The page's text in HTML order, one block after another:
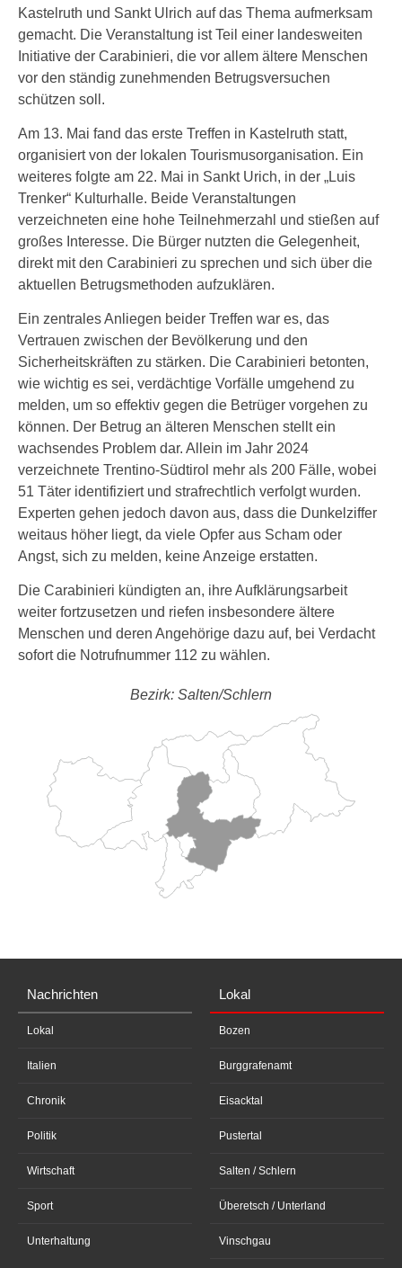
Kastelruth und Sankt Ulrich auf das Thema aufmerksam
gemacht. Die Veranstaltung ist Teil einer landesweiten
Initiative der Carabinieri, die vor allem ältere Menschen
vor den ständig zunehmenden Betrugsversuchen
schützen soll.
Am 13. Mai fand das erste Treffen in Kastelruth statt,
organisiert von der lokalen Tourismusorganisation. Ein
weiteres folgte am 22. Mai in Sankt Urich, in der „Luis
Trenker“ Kulturhalle. Beide Veranstaltungen
verzeichneten eine hohe Teilnehmerzahl und stießen auf
großes Interesse. Die Bürger nutzten die Gelegenheit,
direkt mit den Carabinieri zu sprechen und sich über die
aktuellen Betrugsmethoden aufzuklären.
Ein zentrales Anliegen beider Treffen war es, das
Vertrauen zwischen der Bevölkerung und den
Sicherheitskräften zu stärken. Die Carabinieri betonten,
wie wichtig es sei, verdächtige Vorfälle umgehend zu
melden, um so effektiv gegen die Betrüger vorgehen zu
können. Der Betrug an älteren Menschen stellt ein
wachsendes Problem dar. Allein im Jahr 2024
verzeichnete Trentino-Südtirol mehr als 200 Fälle, wobei
51 Täter identifiziert und strafrechtlich verfolgt wurden.
Experten gehen jedoch davon aus, dass die Dunkelziffer
weitaus höher liegt, da viele Opfer aus Scham oder
Angst, sich zu melden, keine Anzeige erstatten.
Die Carabinieri kündigten an, ihre Aufklärungsarbeit
weiter fortzusetzen und riefen insbesondere ältere
Menschen und deren Angehörige dazu auf, bei Verdacht
sofort die Notrufnummer 112 zu wählen.
Bezirk: Salten/Schlern
Nachrichten
Lokal
Italien
Chronik
Politik
Wirtschaft
Sport
Unterhaltung
Lokal
Bozen
Burggrafenamt
Eisacktal
Pustertal
Salten / Schlern
Überetsch / Unterland
Vinschgau